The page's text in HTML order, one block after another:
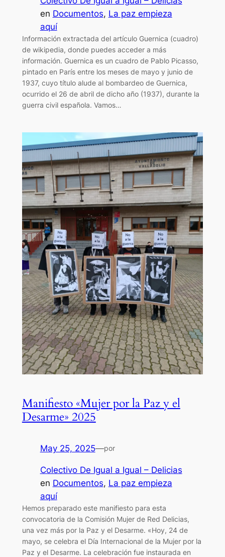
en Documentos, La paz empieza
aquí
Información extractada del artículo Guernica (cuadro)
de wikipedia, donde puedes acceder a más
información. Guernica es un cuadro de Pablo Picasso,
pintado en París entre los meses de mayo y junio de
1937, cuyo título alude al bombardeo de Guernica,
ocurrido el 26 de abril de dicho año (1937), durante la
guerra civil española. Vamos…
Manifiesto «Mujer por la Paz y el
Desarme» 2025
May 25, 2025—por
Colectivo De Igual a Igual – Delicias
en Documentos, La paz empieza
aquí
Hemos preparado este manifiesto para esta
convocatoria de la Comisión Mujer de Red Delicias,
una vez más por la Paz y el Desarme. «Hoy, 24 de
mayo, se celebra el Día Internacional de la Mujer por la
Paz y el Desarme. La celebración fue instaurada en